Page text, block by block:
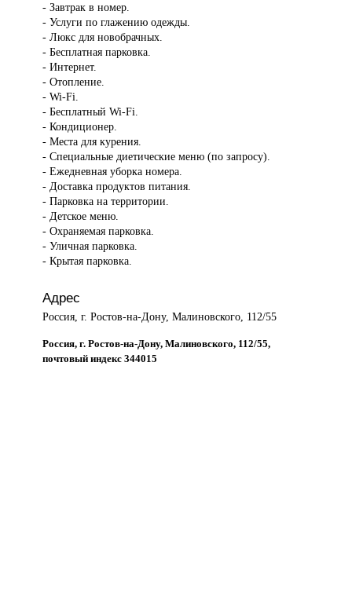
- Завтрак в номер.
- Услуги по глажению одежды.
- Люкс для новобрачных.
- Бесплатная парковка.
- Интернет.
- Отопление.
- Wi-Fi.
- Бесплатный Wi-Fi.
- Кондиционер.
- Места для курения.
- Специальные диетические меню (по запросу).
- Ежедневная уборка номера.
- Доставка продуктов питания.
- Парковка на территории.
- Детское меню.
- Охраняемая парковка.
- Уличная парковка.
- Крытая парковка.
Адрес
Россия, г. Ростов-на-Дону, Малиновского, 112/55
Россия, г. Ростов-на-Дону, Малиновского, 112/55,
почтовый индекс 344015